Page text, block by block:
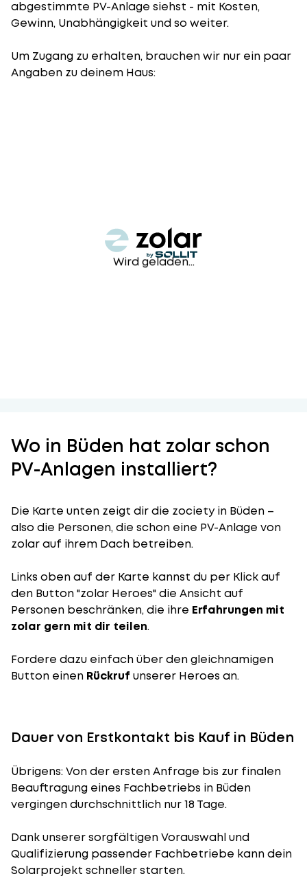
abgestimmte PV-Anlage siehst - mit Kosten,
Gewinn, Unabhängigkeit und so weiter.
Um Zugang zu erhalten, brauchen wir nur ein paar
Angaben zu deinem Haus:
Wird geladen...
Wo in Büden hat zolar schon
PV-Anlagen installiert?
Die Karte unten zeigt dir die zociety in Büden –
also die Personen, die schon eine PV-Anlage von
zolar auf ihrem Dach betreiben.
Links oben auf der Karte kannst du per Klick auf
den Button "zolar Heroes" die Ansicht auf
Personen beschränken, die ihre Erfahrungen mit
zolar gern mit dir teilen.
Fordere dazu einfach über den gleichnamigen
Button einen Rückruf unserer Heroes an.
Dauer von Erstkontakt bis Kauf in Büden
Übrigens: Von der ersten Anfrage bis zur finalen
Beauftragung eines Fachbetriebs in Büden
vergingen durchschnittlich nur 18 Tage.
Dank unserer sorgfältigen Vorauswahl und
Qualifizierung passender Fachbetriebe kann dein
Solarprojekt schneller starten.